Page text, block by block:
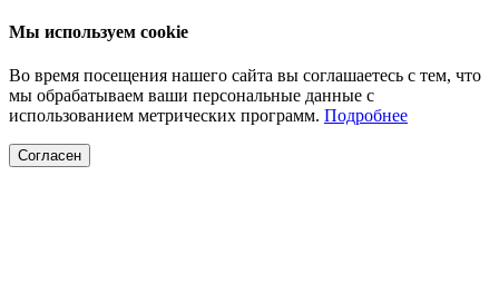
Мы используем cookie
Во время посещения нашего сайта вы соглашаетесь с тем, что
мы обрабатываем ваши персональные данные с
использованием метрических программ. Подробнее
Согласен